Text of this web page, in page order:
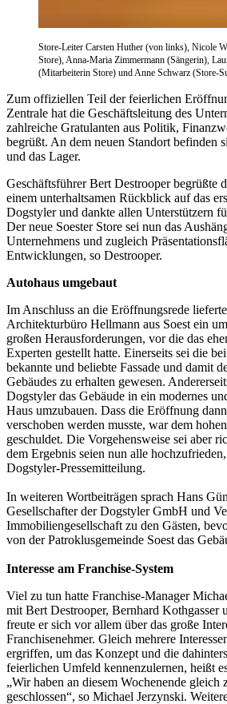
Store-Leiter Carsten Huther (von links), Nicole
Store), Anna-Maria Zimmermann (Sängerin),
(Mitarbeiterin Store) und Anne Schwarz (Store-
Zum offiziellen Teil der feierlichen
Zentrale hat die Geschäftsleitung des
zahlreiche Gratulanten aus Politik,
begrüßt. An dem neuen Standort befinden
und das Lager.
Geschäftsführer Bert Destrooper begrüßte
einem unterhaltsamen Rückblick auf das
Dogstyler und dankte allen Unterstützern
Der neue Soester Store sei nun das
Unternehmens und zugleich
Entwicklungen, so Destrooper.
Autohaus umgebaut
Im Anschluss an die Eröffnungsrede
Architekturbüro Hellmann aus Soest ein
großen Herausforderungen, vor die das
Experten gestellt hatte. Einerseits sei die
bekannte und beliebte Fassade und damit
Gebäudes zu erhalten gewesen.
Dogstyler das Gebäude in ein modernes
Haus umzubauen. Dass die Eröffnung
verschoben werden musste, war dem
geschuldet. Die Vorgehensweise sei aber
dem Ergebnis seien nun alle
Dogstyler-Pressemitteilung.
In weiteren Wortbeiträgen sprach Hans
Gesellschafter der Dogstyler GmbH und
Immobiliengesellschaft zu den Gästen,
von der Patroklusgemeinde Soest das
Interesse am Franchise-System
Viel zu tun hatte Franchise-Manager
mit Bert Destrooper, Bernhard Kothgasser
freute er sich vor allem über das große
Franchisenehmer. Gleich mehrere
ergriffen, um das Konzept und die
feierlichen Umfeld kennenzulernen, heißt
„Wir haben an diesem Wochenende gleich
geschlossen“, so Michael Jerzynski.